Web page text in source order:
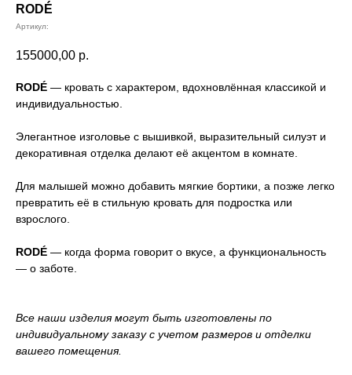
RODÉ
Артикул:
155000,00 р.
RODÉ — кровать с характером, вдохновлённая классикой и
индивидуальностью.
Элегантное изголовье с вышивкой, выразительный силуэт и
декоративная отделка делают её акцентом в комнате.
Для малышей можно добавить мягкие бортики, а позже легко
превратить её в стильную кровать для подростка или
взрослого.
RODÉ — когда форма говорит о вкусе, а функциональность
— о заботе.
Все наши изделия могут быть изготовлены по
индивидуальному заказу с учетом размеров и отделки
вашего помещения.